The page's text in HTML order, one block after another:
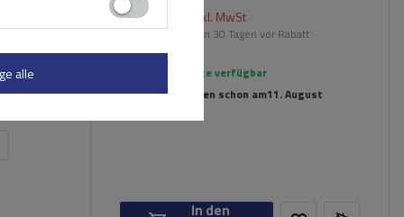
174,99 € inkl. MwSt
Niedrigster Preis in 30 Tagen vor Rabatt:
Große Menge verfügbar
Wir versenden schon am11. August
In den
alle